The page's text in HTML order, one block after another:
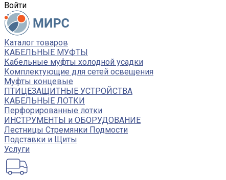
Войти
Каталог товаров
КАБЕЛЬНЫЕ МУФТЫ
Кабельные муфты холодной усадки
Комплектующие для сетей освещения
Муфты концевые
ПТИЦЕЗАЩИТНЫЕ УСТРОЙСТВА
КАБЕЛЬНЫЕ ЛОТКИ
Перфорированные лотки
ИНСТРУМЕНТЫ и ОБОРУДОВАНИЕ
Лестницы Стремянки Подмости
Подставки и Щиты
Услуги